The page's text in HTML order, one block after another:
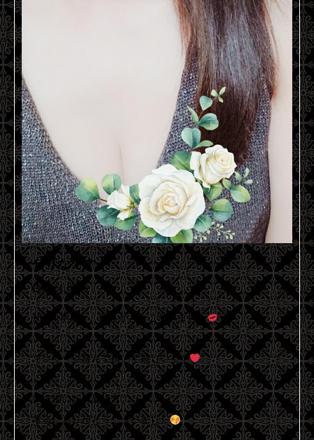
せりなです。
2021.10.28
初日&本日と、ありがとうございました
マッサージ喜んで頂いて嬉しいです
来て頂いたお兄様方、
本当にありがとうございました